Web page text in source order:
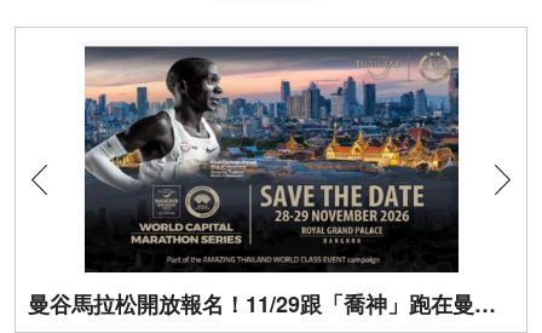
曼谷馬拉松開放報名！11/29跟「喬神」跑在曼谷街頭